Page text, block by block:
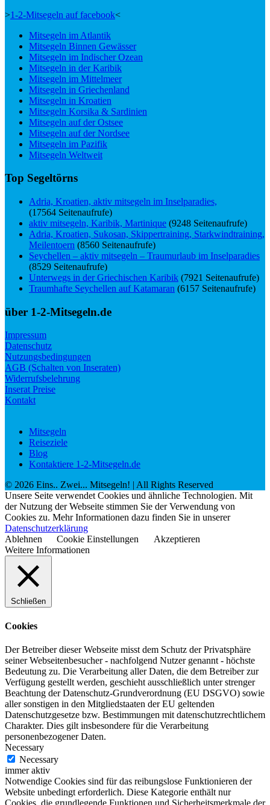
>1-2-Mitsegeln auf facebook<
Mitsegeln im Atlantik
Mitsegeln Binnen Gewässer
Mitsegeln im Indischer Ozean
Mitsegeln in der Karibik
Mitsegeln im Mittelmeer
Mitsegeln in Griechenland
Mitsegeln in Kroatien
Mitsegeln Korsika & Sardinien
Mitsegeln auf der Ostsee
Mitsegeln auf der Nordsee
Mitsegeln im Pazifik
Mitsegeln Weltweit
Top Segeltörns
Adria, Kroatien, aktiv mitsegeln im Inselparadies,
(17564 Seitenaufrufe)
aktiv mitsegeln, Karibik, Martinique (9248 Seitenaufrufe)
Adria, Kroatien, Sukosan, Skippertraining, Starkwindtraining,
Meilentoern (8560 Seitenaufrufe)
Seychellen – aktiv mitsegeln – Traumurlaub im Inselparadies
(8529 Seitenaufrufe)
Unterwegs in der Griechischen Karibik (7921 Seitenaufrufe)
Traumhafte Seychellen auf Katamaran (6157 Seitenaufrufe)
über 1-2-Mitsegeln.de
Impressum
Datenschutz
Nutzungsbedingungen
AGB (Schalten von Inseraten)
Widerrufsbelehrung
Inserat Preise
Kontakt
Mitsegeln
Reiseziele
Blog
Kontaktiere 1-2-Mitsegeln.de
© 2026 Eins.. Zwei... Mitsegeln! | All Rights Reserved
Unsere Seite verwendet Cookies und ähnliche Technologien. Mit
der Nutzung der Webseite stimmen Sie der Verwendung von
Cookies zu. Mehr Informationen dazu finden Sie in unserer
Datenschutzerklärung
Ablehnen
Cookie Einstellungen
Akzeptieren
Weitere Informationen
Schließen
Cookies
Der Betreiber dieser Webseite misst dem Schutz der Privatsphäre
seiner Webseitenbesucher - nachfolgend Nutzer genannt - höchste
Bedeutung zu. Die Verarbeitung aller Daten, die dem Betreiber zur
Verfügung gestellt werden, geschieht ausschließlich unter strenger
Beachtung der Datenschutz-Grundverordnung (EU DSGVO) sowie
aller sonstigen in den Mitgliedstaaten der EU geltenden
Datenschutzgesetze bzw. Bestimmungen mit datenschutzrechtlichem
Charakter. Dies gilt insbesondere für die Verarbeitung
personenbezogener Daten.
Necessary
Necessary
immer aktiv
Notwendige Cookies sind für das reibungslose Funktionieren der
Website unbedingt erforderlich. Diese Kategorie enthält nur
Cookies, die grundlegende Funktionen und Sicherheitsmerkmale der